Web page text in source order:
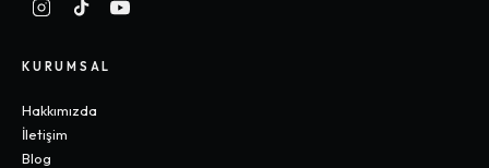
KURUMSAL
Hakkımızda
İletişim
Blog